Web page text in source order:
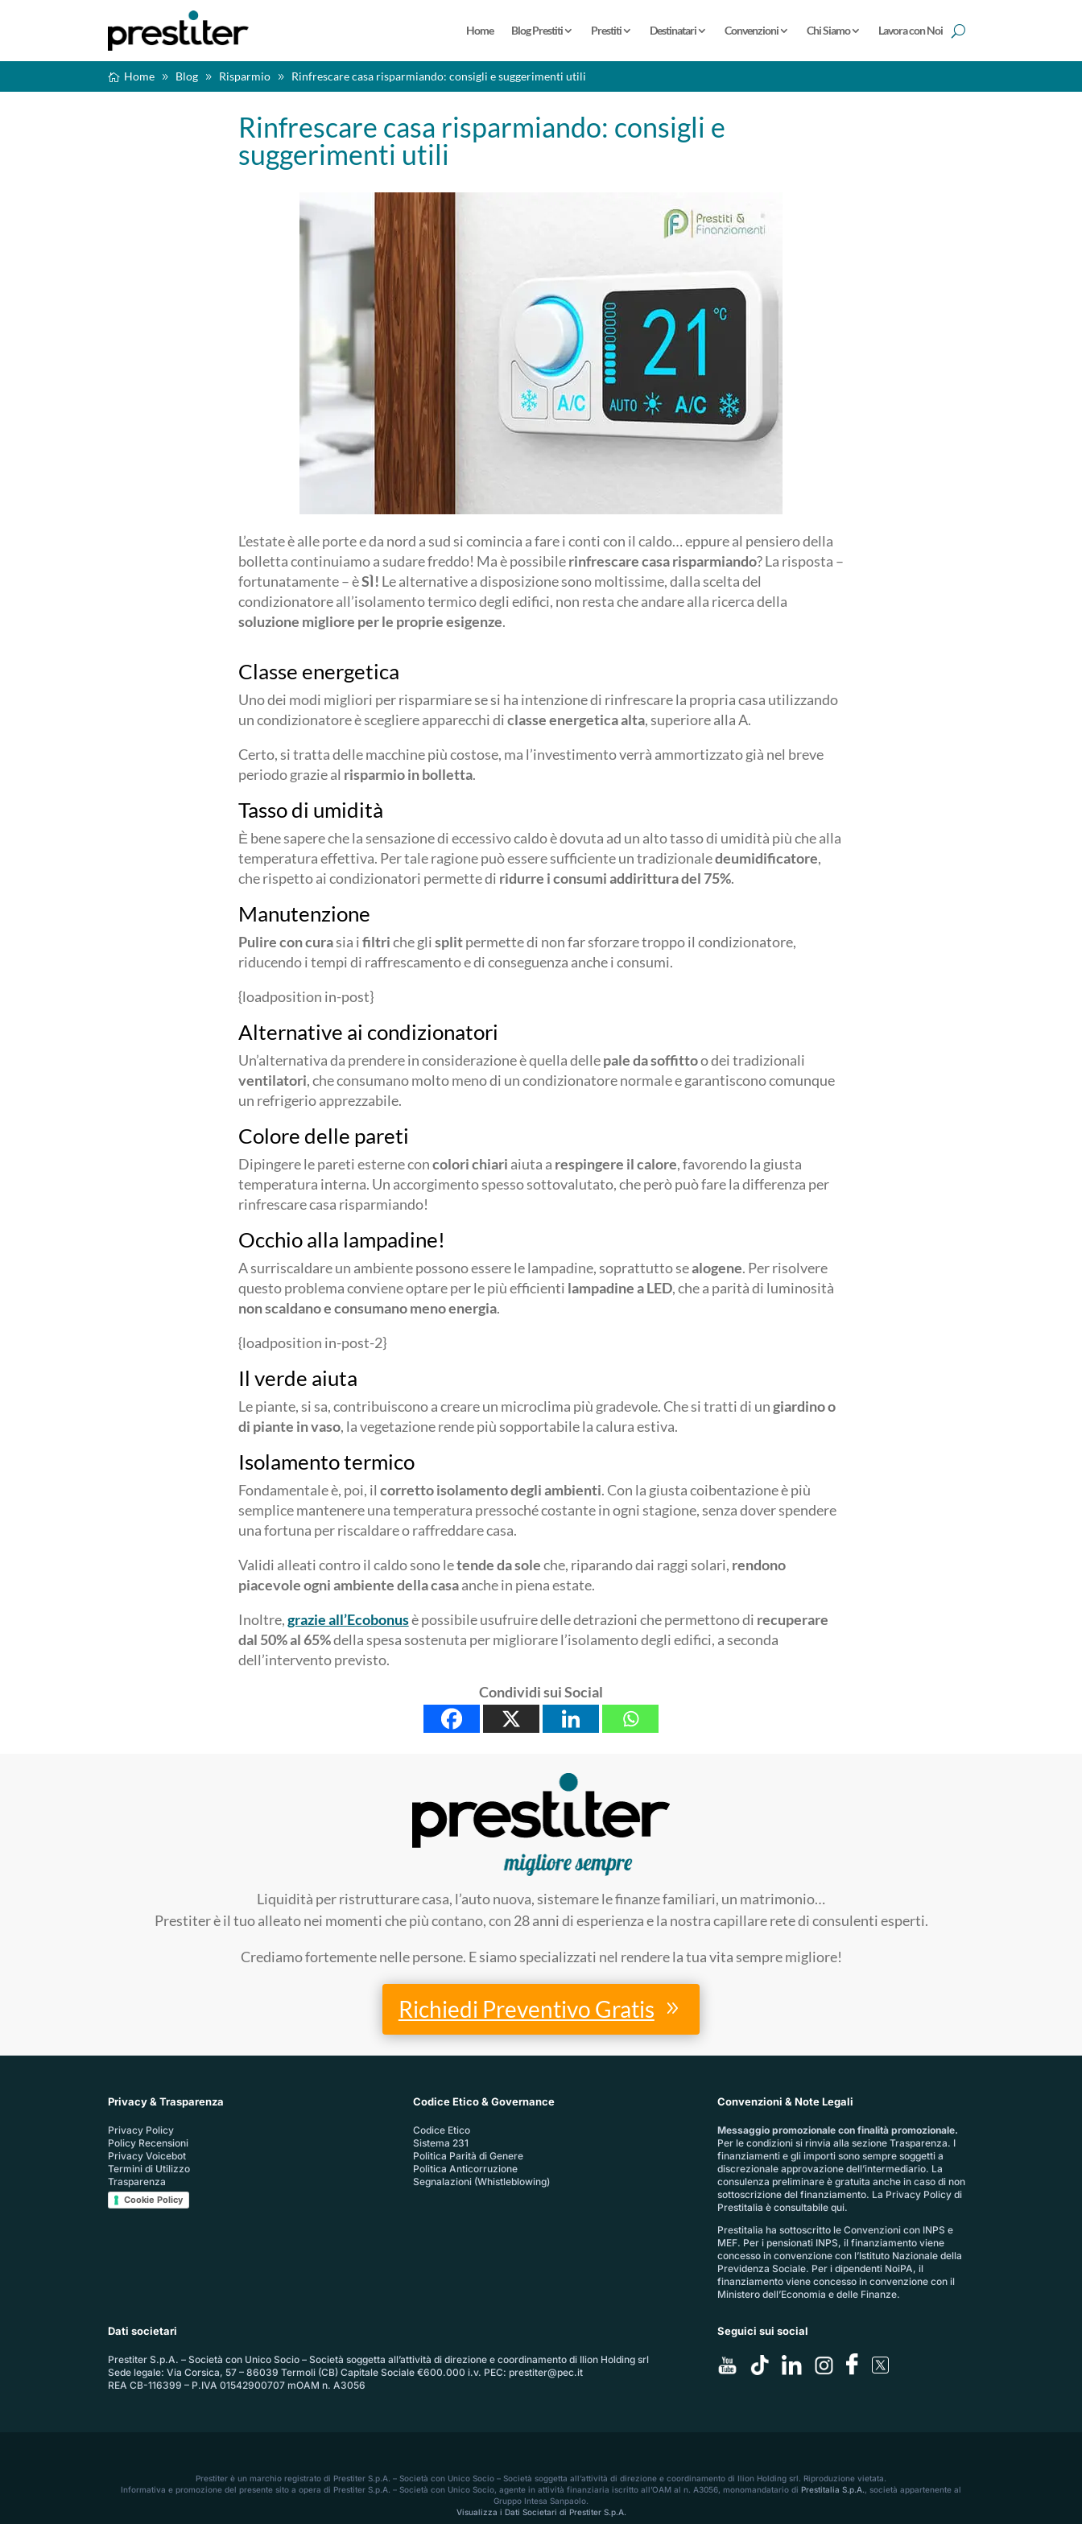
Home Blog Prestiti Prestiti Destinatari Convenzioni Chi Siamo Lavora con Noi
Home Blog Risparmio Rinfrescare casa risparmiando: consigli e suggerimenti utili
Rinfrescare casa risparmiando: consigli e
suggerimenti utili
L’estate è alle porte e da nord a sud si comincia a fare i conti con il caldo… eppure al pensiero della
bolletta continuiamo a sudare freddo! Ma è possibilerinfrescare casa risparmiando? La risposta –
fortunatamente – èSÌ! Le alternative a disposizione sono moltissime, dalla scelta del
condizionatore all’isolamento termico degli edifici, non resta che andare alla ricerca della
soluzione migliore per le proprie esigenze.
Classe energetica
Uno dei modi migliori per risparmiare se si ha intenzione di rinfrescare la propria casa utilizzando
un condizionatore è scegliere apparecchi diclasse energetica alta, superiore alla A.
Certo, si tratta delle macchine più costose, ma l’investimento verrà ammortizzato già nel breve
periodo grazie al risparmio in bolletta.
Tasso di umidità
Ѐ bene sapere che la sensazione di eccessivo caldo è dovuta ad un alto tasso di umidità più che alla
temperatura effettiva. Per tale ragione può essere sufficiente un tradizionaledeumidificatore,
che rispetto ai condizionatori permette di ridurre i consumi addirittura del 75%.
Manutenzione
Pulire con curasia ifiltriche glisplitpermette di non far sforzare troppo il condizionatore,
riducendo i tempi di raffrescamento e di conseguenza anche i consumi.
{loadposition in-post}
Alternative ai condizionatori
Un’alternativa da prendere in considerazione è quella dellepale da soffittoo dei tradizionali
ventilatori, che consumano molto meno di un condizionatore normale e garantiscono comunque
un refrigerio apprezzabile.
Colore delle pareti
Dipingere le pareti esterne concolori chiari aiuta a respingere il calore, favorendo la giusta
temperatura interna. Un accorgimento spesso sottovalutato, che però può fare la differenza per
rinfrescare casa risparmiando!
Occhio alla lampadine!
A surriscaldare un ambiente possono essere le lampadine, soprattutto sealogene. Per risolvere
questo problema conviene optare per le più efficienti lampadine a LED, che a parità di luminosità
non scaldano e consumano meno energia.
{loadposition in-post-2}
Il verde aiuta
Le piante, si sa, contribuiscono a creare un microclima più gradevole. Che si tratti di ungiardino o
di piante in vaso, la vegetazione rende più sopportabile la calura estiva.
Isolamento termico
Fondamentale è, poi, il corretto isolamento degli ambienti. Con la giusta coibentazione è più
semplice mantenere una temperatura pressoché costante in ogni stagione, senza dover spendere
una fortuna per riscaldare o raffreddare casa.
Validi alleati contro il caldo sono letende da soleche, riparando dai raggi solari, rendono
piacevole ogni ambiente della casaanche in piena estate.
Inoltre,grazie all’Ecobonusè possibile usufruire delle detrazioni che permettono di recuperare
dal 50% al 65%della spesa sostenuta per migliorare l’isolamento degli edifici, a seconda
dell’intervento previsto.
Condividi sui Social
Liquidità per ristrutturare casa, l’auto nuova, sistemare le finanze familiari, un matrimonio…
Prestiter è il tuo alleato nei momenti che più contano, con 28 anni di esperienza e la nostra capillare rete di consulenti esperti.
Crediamo fortemente nelle persone. E siamo specializzati nel rendere la tua vita sempre migliore!
Richiedi Preventivo Gratis
Privacy & Trasparenza
Privacy Policy
Policy Recensioni
Privacy Voicebot
Termini di Utilizzo
Trasparenza
Cookie Policy
Codice Etico & Governance
Codice Etico
Sistema 231
Politica Parità di Genere
Politica Anticorruzione
Segnalazioni (Whistleblowing)
Convenzioni & Note Legali
Messaggio promozionale con finalità promozionale.
Per le condizioni si rinvia alla sezione Trasparenza. I
finanziamenti e gli importi sono sempre soggetti a
discrezionale approvazione dell’intermediario. La
consulenza preliminare è gratuita anche in caso di non
sottoscrizione del finanziamento. La Privacy Policy di
Prestitalia è consultabile qui.
Prestitalia ha sottoscritto le Convenzioni con INPS e
MEF. Per i pensionati INPS, il finanziamento viene
concesso in convenzione con l’Istituto Nazionale della
Previdenza Sociale. Per i dipendenti NoiPA, il
finanziamento viene concesso in convenzione con il
Ministero dell’Economia e delle Finanze.
Dati societari
Prestiter S.p.A. – Società con Unico Socio – Società soggetta all’attività di direzione e coordinamento di Ilion Holding srl
Sede legale: Via Corsica, 57 – 86039 Termoli (CB) Capitale Sociale €600.000 i.v. PEC:prestiter@pec.it
REA CB-116399 – P.IVA 01542900707 mOAM n. A3056
Seguici sui social
Prestiter è un marchio registrato di Prestiter S.p.A. – Società con Unico Socio – Società soggetta all’attività di direzione e coordinamento di Ilion Holding srl. Riproduzione vietata.
Informativa e promozione del presente sito a opera di Prestiter S.p.A. – Società con Unico Socio, agente in attività finanziaria iscritto all’OAM al n. A3056, monomandatario di Prestitalia S.p.A., società appartenente al
Gruppo Intesa Sanpaolo.
Visualizza i Dati Societari di Prestiter S.p.A.